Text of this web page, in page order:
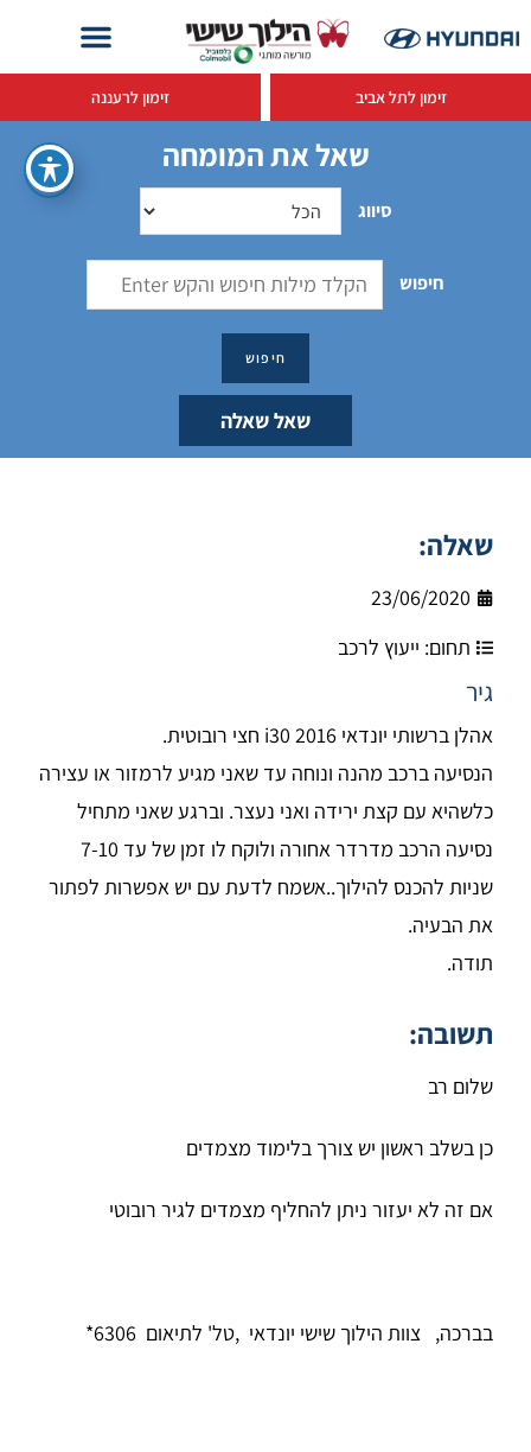
זימון לתל אביב זימון לרעננה
שאל את המומחה
סיווג
חיפוש
שאל שאלה
שאלה:
23/06/2020
תחום: ייעוץ לרכב
גיר
אהלן ברשותי יונדאי i30 2016 חצי רובוטית.
הנסיעה ברכב מהנה ונוחה עד שאני מגיע לרמזור או עצירה
כלשהיא עם קצת ירידה ואני נעצר. וברגע שאני מתחיל
נסיעה הרכב מדרדר אחורה ולוקח לו זמן של עד 7-10
שניות להכנס להילוך..אשמח לדעת עם יש אפשרות לפתור
את הבעיה.
תודה.
תשובה:
שלום רב
כן בשלב ראשון יש צורך בלימוד מצמדים
אם זה לא יעזור ניתן להחליף מצמדים לגיר רובוטי
בברכה, צוות הילוך שישי יונדאי ,טל' לתיאום 6306*